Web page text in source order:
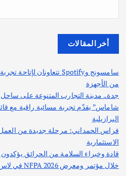
أخر المقالات
من الأجهزة
جدة.. مدينة التجارب المتنوعة على ساحل
شاماس” يقدّم تجربة مسائية راقية مع
البرازيلية
فراس الحمداني: مرحلة جديدة من العمل
الاستثمارية
قادة وخبراء السلامة من الحرائق يؤكدون
خلال مؤتمر ومعرض NFPA 2026 في لاس فيغاس